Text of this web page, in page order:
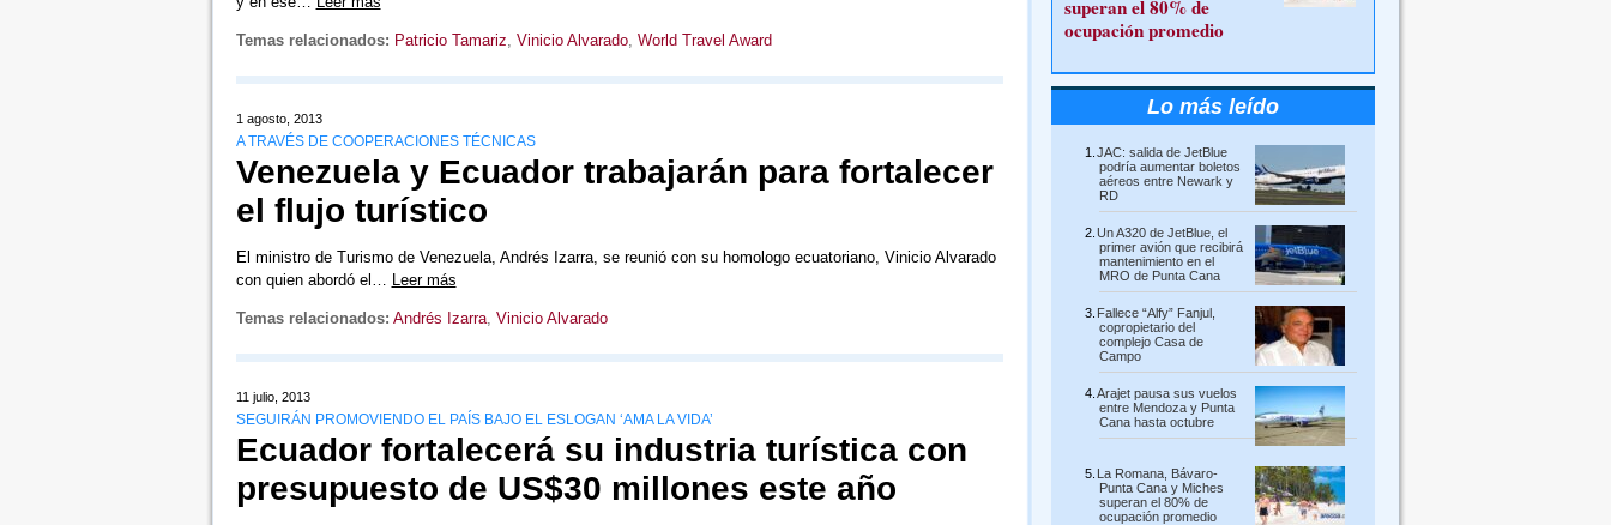
Temas relacionados: Patricio Tamariz, Vinicio Alvarado, World Travel Award
1 agosto, 2013
A TRAVÉS DE COOPERACIONES TÉCNICAS
Venezuela y Ecuador trabajarán para fortalecer
el flujo turístico
El ministro de Turismo de Venezuela, Andrés Izarra, se reunió con su homologo ecuatoriano, Vinicio Alvarado
con quien abordó el… Leer más
Temas relacionados: Andrés Izarra, Vinicio Alvarado
11 julio, 2013
SEGUIRÁN PROMOVIENDO EL PAÍS BAJO EL ESLOGAN ‘AMA LA VIDA’
Ecuador fortalecerá su industria turística con
presupuesto de US$30 millones este año
superan el 80% de
ocupación promedio
Lo más leído
JAC: salida de JetBlue
podría aumentar boletos
aéreos entre Newark y
RD
Un A320 de JetBlue, el
primer avión que recibirá
mantenimiento en el
MRO de Punta Cana
Fallece “Alfy” Fanjul,
copropietario del
complejo Casa de
Campo
Arajet pausa sus vuelos
entre Mendoza y Punta
Cana hasta octubre
La Romana, Bávaro-
Punta Cana y Miches
superan el 80% de
ocupación promedio